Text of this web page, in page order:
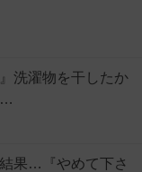
洗濯物を干したか
…
果…『やめて下さ